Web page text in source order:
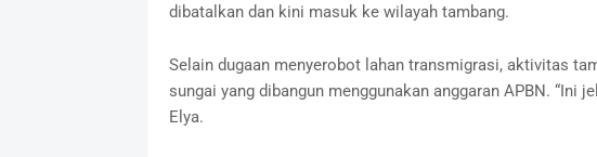
dibatalkan dan kini masuk ke wilayah tambang.
Selain dugaan menyerobot lahan transmigrasi, aktivitas
sungai yang dibangun menggunakan anggaran APBN. “Ini
Elya.